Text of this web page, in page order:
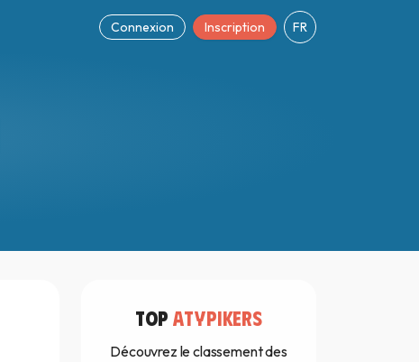
Connexion Inscription FR
TOP ATYPIKERS
Découvrez le classement des